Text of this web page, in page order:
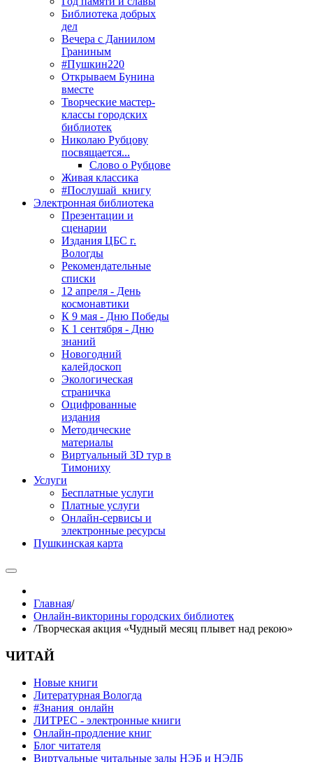
Библиотека добрых
дел
Вечера с Даниилом
Граниным
#Пушкин220
Открываем Бунина
вместе
Творческие мастер-
классы городских
библиотек
Николаю Рубцову
посвящается...
Слово о Рубцове
Живая классика
#Послушай_книгу
Электронная библиотека
Презентации и
сценарии
Издания ЦБС г.
Вологды
Рекомендательные
списки
12 апреля - День
космонавтики
К 9 мая - Дню Победы
К 1 сентября - Дню
знаний
Новогодний
калейдоскоп
Экологическая
страничка
Оцифрованные
издания
Методические
материалы
Виртуальный 3D тур в
Тимониху
Услуги
Бесплатные услуги
Платные услуги
Онлайн-сервисы и
электронные ресурсы
Пушкинская карта
Главная/
Онлайн-викторины городских библиотек
/Творческая акция «Чудный месяц плывет над рекою»
ЧИТАЙ
Новые книги
Литературная Вологда
#Знания_онлайн
ЛИТРЕС - электронные книги
Онлайн-продление книг
Блог читателя
Виртуальные читальные залы НЭБ и НЭДБ